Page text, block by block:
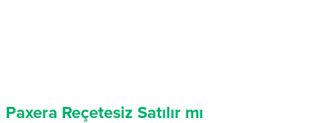
Paxera Reçetesiz Satılır mı